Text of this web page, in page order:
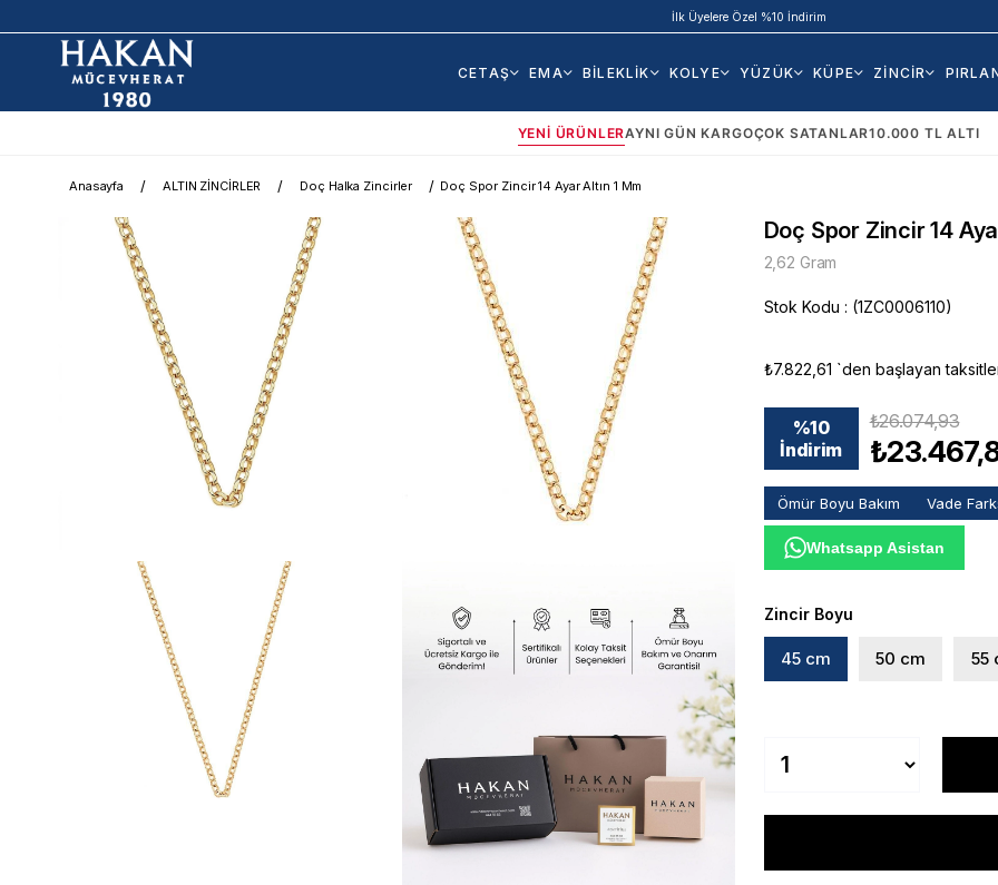
İlk Üyelere Özel %10 İndirim
CETAŞ EMA BİLEKLİK KOLYE YÜZÜK KÜPE ZİNCİR
YENI ÜRÜNLERAYNI GÜN KARGOÇOK SATANLAR10.000 TL ALTI
Anasayfa ALTIN ZİNCİRLER Doç Halka Zincirler Doç Spor Zincir 14 Ayar Altın 1 Mm
Doç Spor Zincir 14
2,62 Gram
Stok Kodu (1ZC0006110)
₺7.822,61 `den başlayan
%10
İndirim
₺26.074,93
Ömür Boyu Bakım Vade
Whatsapp Asistan
Zincir Boyu
45 cm 50 cm 55